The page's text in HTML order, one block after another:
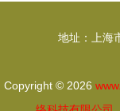
地址：上海
Copyright © 2026